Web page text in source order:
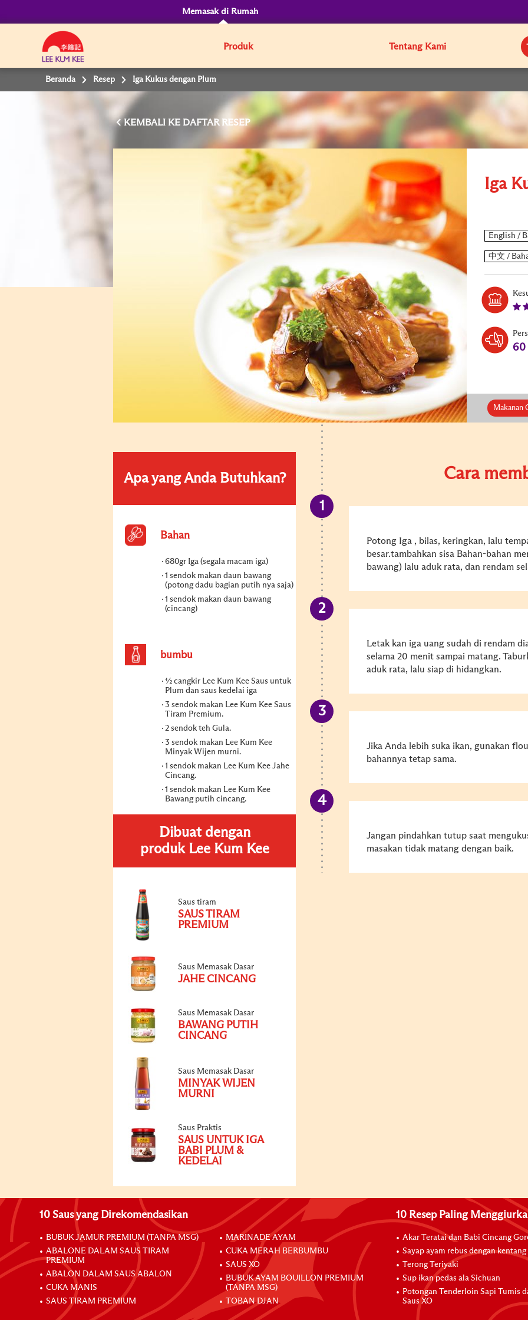
Memasak di Rumah
Produk Tentang Kami
Beranda Resep Iga Kukus dengan Plum
KEMBALI
Iga
60
Makanan
Apa yang Anda Butuhkan?
Bahan
680gr Iga (segala macam iga)
1 sendok makan daun bawang
(potong dadu bagian putih nya saja)
1 sendok makan daun bawang
(cincang)
bumbu
½ cangkir Lee Kum Kee Saus untuk
Plum dan saus kedelai iga
3 sendok makan Lee Kum Kee Saus
Tiram Premium.
2 sendok teh Gula.
3 sendok makan Lee Kum Kee
Minyak Wijen murni.
1 sendok makan Lee Kum Kee Jahe
Cincang.
1 sendok makan Lee Kum Kee
Bawang putih cincang.
Dibuat dengan
produk Lee Kum Kee
Saus tiram
SAUS TIRAM
PREMIUM
Saus Memasak Dasar
JAHE CINCANG
Saus Memasak Dasar
BAWANG PUTIH
CINCANG
Saus Memasak Dasar
MINYAK WIJEN
MURNI
Saus Praktis
SAUS UNTUK IGA
BABI PLUM &
KEDELAI
Cara
Potong Iga , bilas, keringkan, lalu
besar.tambahkan sisa Bahan-bahan
bawang) lalu aduk rata, dan rendam
Letak kan iga uang sudah di rendam
selama 20 menit sampai matang.
aduk rata, lalu siap di hidangkan.
Jika Anda lebih suka ikan, gunakan
bahannya tetap sama.
Jangan pindahkan tutup saat
masakan tidak matang dengan baik.
10 Saus yang Direkomendasikan
BUBUK JAMUR PREMIUM (TANPA MSG)
ABALONE DALAM SAUS TIRAM
PREMIUM
ABALON DALAM SAUS ABALON
CUKA MANIS
SAUS TIRAM PREMIUM
MARINADE AYAM
CUKA MERAH BERBUMBU
SAUS XO
BUBUK AYAM BOUILLON PREMIUM
(TANPA MSG)
TOBAN DJAN
10 Resep Paling
Akar Teratai dan Babi Cincang
Sayap ayam rebus dengan kentang
Terong Teriyaki
Sup ikan pedas ala Sichuan
Potongan Tenderloin Sapi Tumis
Saus XO